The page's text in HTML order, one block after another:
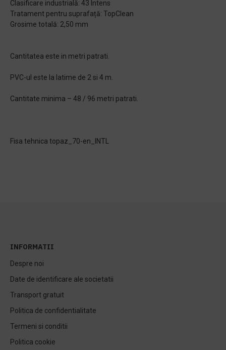
Clasificare industrială: 43 Intens
Tratament pentru suprafață: TopClean
Grosime totală: 2,50 mm
Cantitatea este in metri patrati.
PVC-ul este la latime de 2 si 4 m.
Cantitate minima – 48 / 96 metri patrati.
Fisa tehnica topaz_70-en_INTL
INFORMATII
Despre noi
Date de identificare ale societatii
Transport gratuit
Politica de confidentialitate
Termeni si conditii
Politica cookie